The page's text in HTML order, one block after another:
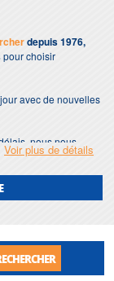
depuis 1976,
pour choisir
avec de nouvelles
nous nous
aspirateur dorsal.
de
de perturbation
Voir plus de détails